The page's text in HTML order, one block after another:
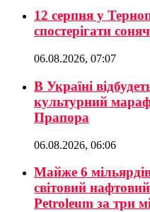
12 серпня у
спостерігати
06.08.2026, 07:07
В Україні
культурний
Прапора
06.08.2026, 06:06
Майже 6
світовий
Petroleum за три